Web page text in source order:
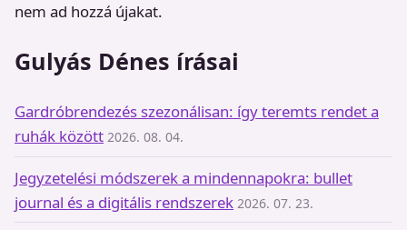
nem ad hozzá újakat.
Gulyás Dénes írásai
Gardróbrendezés szezonálisan: így teremts rendet a
ruhák között 2026. 08. 04.
Jegyzetelési módszerek a mindennapokra: bullet
journal és a digitális rendszerek 2026. 07. 23.